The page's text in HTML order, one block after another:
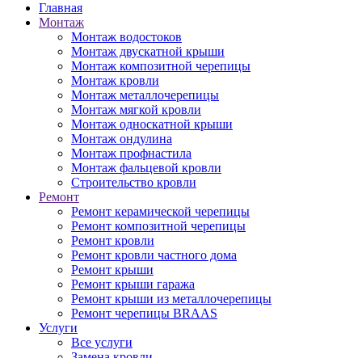
Главная
Монтаж
Монтаж водостоков
Монтаж двускатной крыши
Монтаж композитной черепицы
Монтаж кровли
Монтаж металлочерепицы
Монтаж мягкой кровли
Монтаж односкатной крыши
Монтаж ондулина
Монтаж профнастила
Монтаж фальцевой кровли
Строительство кровли
Ремонт
Ремонт керамической черепицы
Ремонт композитной черепицы
Ремонт кровли
Ремонт кровли частного дома
Ремонт крыши
Ремонт крыши гаража
Ремонт крыши из металлочерепицы
Ремонт черепицы BRAAS
Услуги
Все услуги